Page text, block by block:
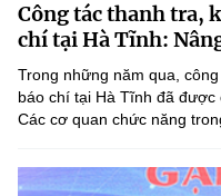
Công tác thanh tra,
chí tại Hà Tĩnh:
Trong những năm qua,
báo chí tại Hà Tĩnh đã được
Các cơ quan chức năng